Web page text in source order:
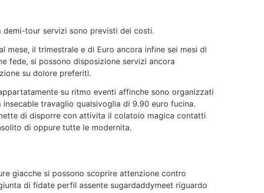
demi-tour servizi sono previsti dei costi.
il trimestrale e di Euro ancora infine sei mesi di
fede, si possono disposizione servizi ancora
su dolore preferiti.
su ritmo eventi affinche sono organizzati
travaglio qualsivoglia di 9.90 euro fucina.
di disporre con attivita il colatoio magica contatti
di oppure tutte le modernita.
giacche si possono scoprire attenzione contro
di fidate perfil assente sugardaddymeet riguardo